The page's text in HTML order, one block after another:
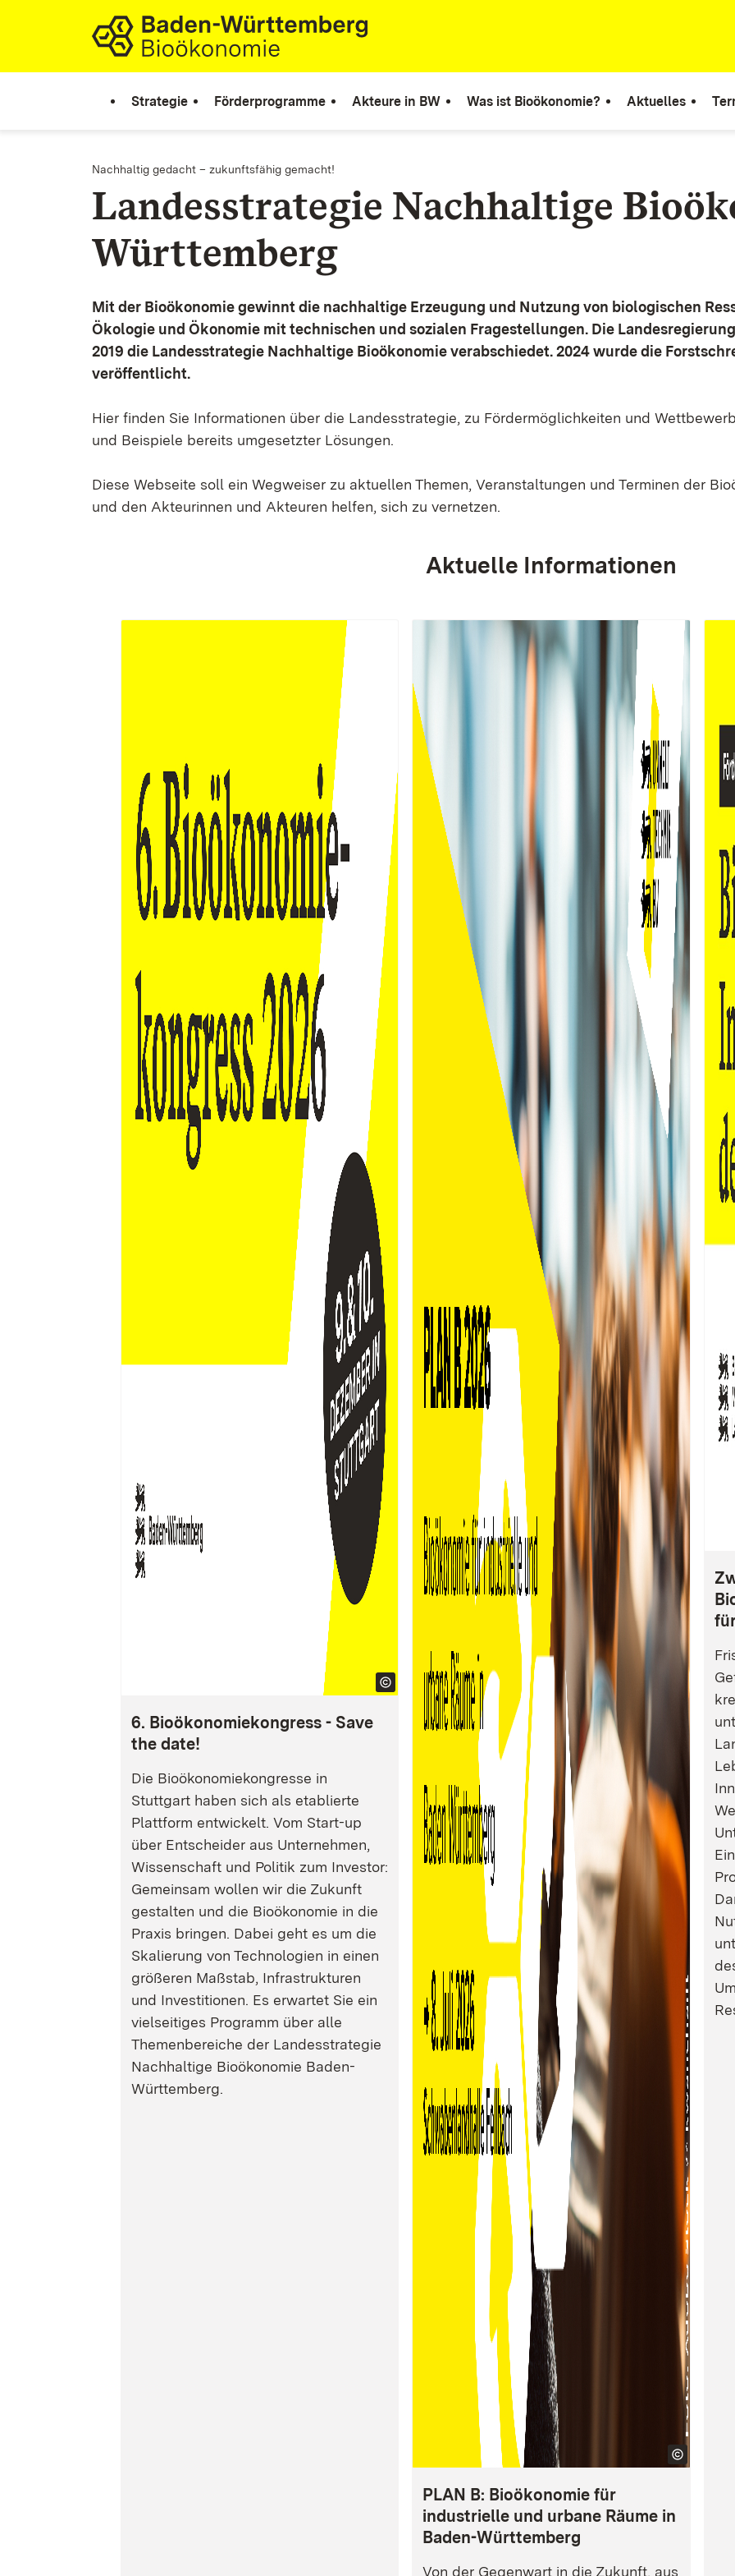
Zum Inhalt springen
Link zur Startseite
Strategie Förderprogramme Akteure in BW Was ist Bioökonomie? Aktuelles
Nachhaltig gedacht – zukunftsfähig gemacht!
Landesstrategie Nachhaltige
Württemberg
Mit der Bioökonomie gewinnt die nachhaltige Erzeugung und Nutzung von biologischen
Ökologie und Ökonomie mit technischen und sozialen Fragestellungen. Die
2019 die Landesstrategie Nachhaltige Bioökonomie verabschiedet. 2024 wurde die
veröffentlicht.
Hier finden Sie Informationen über die Landesstrategie, zu Fördermöglichkeiten und
und Beispiele bereits umgesetzter Lösungen.
Diese Webseite soll ein Wegweiser zu aktuellen Themen, Veranstaltungen und Terminen der
und den Akteurinnen und Akteuren helfen, sich zu vernetzen.
Aktuelle Informationen
6. Bioökonomiekongress - Save
the date!
Die Bioökonomiekongresse in
Stuttgart haben sich als etablierte
Plattform entwickelt. Vom Start-up
über Entscheider aus Unternehmen,
Wissenschaft und Politik zum Investor:
Gemeinsam wollen wir die Zukunft
gestalten und die Bioökonomie in die
Praxis bringen. Dabei geht es um die
Skalierung von Technologien in einen
größeren Maßstab, Infrastrukturen
und Investitionen. Es erwartet Sie ein
vielseitiges Programm über alle
Themenbereiche der Landesstrategie
Nachhaltige Bioökonomie Baden-
Württemberg.
PLAN B: Bioökonomie für
industrielle und urbane Räume in
Baden-Württemberg
Von der Gegenwart in die Zukunft, aus